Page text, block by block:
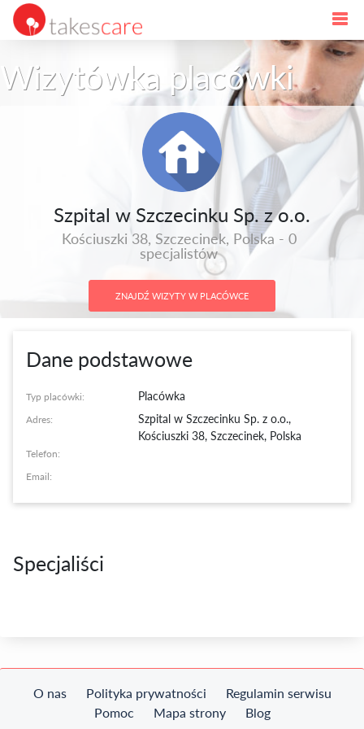
Wizytówka placówki
Szpital w Szczecinku Sp. z o.o.
Kościuszki 38, Szczecinek, Polska - 0
specjalistów
ZNAJDŹ WIZYTY W PLACÓWCE
Dane podstawowe
Typ placówki: Placówka
Adres: Szpital w Szczecinku Sp. z o.o.,
Kościuszki 38, Szczecinek, Polska
Telefon:
Email:
Specjaliści
O nas Polityka prywatności
Regulamin serwisu
Pomoc
Mapa strony Blog